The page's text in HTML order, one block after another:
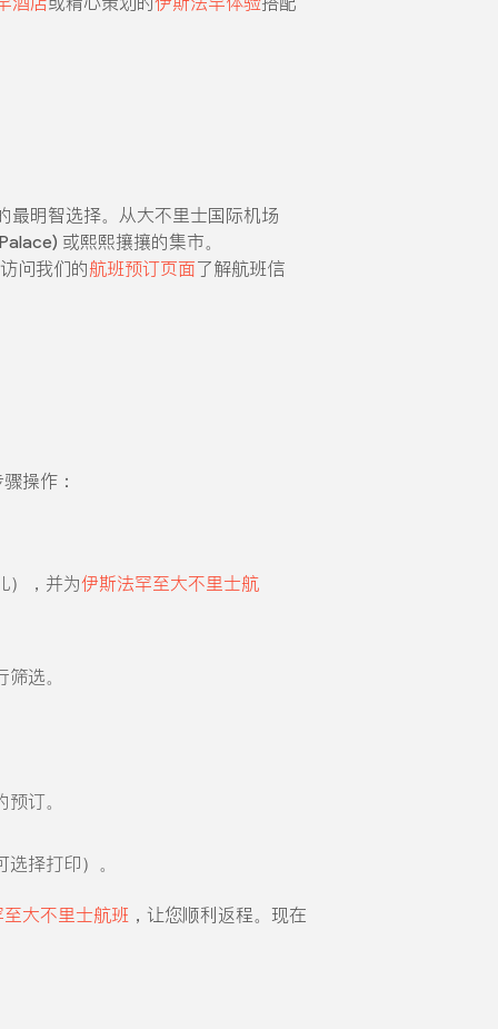
最明智选择。从大不里士国际机场
或熙熙攘攘的集市。
问我们的航班预订页面了解航班信
操作：
），并为伊斯法罕至大不里士航
选。
订。
择打印）。
大不里士航班 ，让您顺利返程。现在